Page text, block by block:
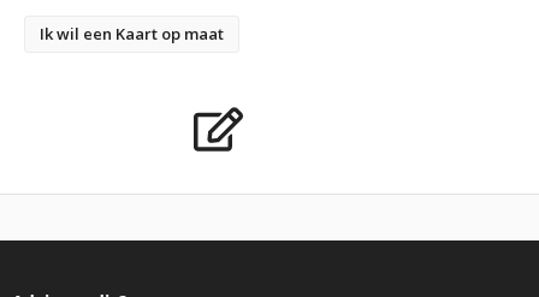
Ik wil een Kaart op maat